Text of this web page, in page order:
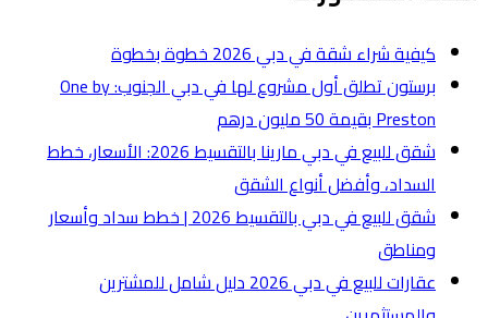
برستون تطلق أول مشروع لها في دبي الجنوب: One by
شقق للبيع في دبي مارينا بالتقسيط 2026: الأسعار، خطط
شقق للبيع في دبي بالتقسيط 2026 | خطط سداد وأسعار
عقارات للبيع في دبي 2026 دليل شامل للمشترين